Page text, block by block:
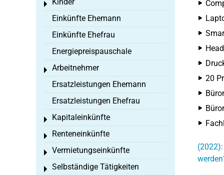
20
Toggle menu
Einkünfte Ehemann
Einkünfte Ehefrau
Energiepreispauschale
Arbeitnehmer
Toggle menu
Ersatzleistungen Ehemann
Ersatzleistungen Ehefrau
Kapitaleinkünfte
Toggle menu
Renteneinkünfte
Toggle menu
Vermietungseinkünfte
Toggle menu
Selbständige Tätigkeiten
Toggle menu